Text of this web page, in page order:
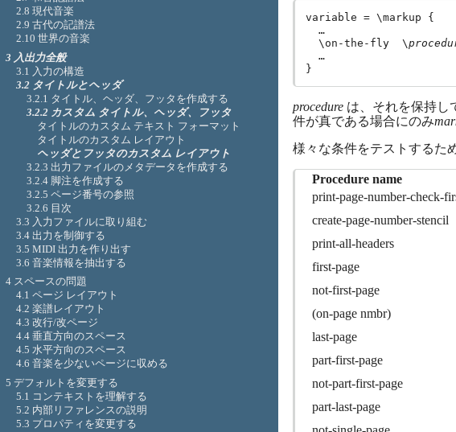
variable = \markup {
  …
  \on-the-fly  \
  …
procedure は、それを保持し
件が真である場合にのみ
様々な条件をテストするた
Procedure name
print-page-number-check-
create-page-number-stencil
print-all-headers
first-page
not-first-page
(on-page nmbr)
last-page
part-first-page
not-part-first-page
part-last-page
2.8 現代音楽
2.9 古代の記譜法
2.10 世界の音楽
3 入出力全般
3.1 入力の構造
3.2 タイトルとヘッダ
3.2.1 タイトル、ヘッダ、フッタを作成する
3.2.2 カスタム タイトル、ヘッダ、フッタ
タイトルのカスタム テキスト フォーマット
タイトルのカスタム レイアウト
ヘッダとフッタのカスタム レイアウト
3.2.3 出力ファイルのメタデータを作成する
3.2.4 脚注を作成する
3.2.5 ページ番号の参照
3.2.6 目次
3.3 入力ファイルに取り組む
3.4 出力を制御する
3.5 MIDI 出力を作り出す
3.6 音楽情報を抽出する
4 スペースの問題
4.1 ページ レイアウト
4.2 楽譜レイアウト
4.3 改行/改ページ
4.4 垂直方向のスペース
4.5 水平方向のスペース
4.6 音楽を少ないページに収める
5 デフォルトを変更する
5.1 コンテキストを理解する
5.2 内部リファレンスの説明
5.3 プロパティを変更する